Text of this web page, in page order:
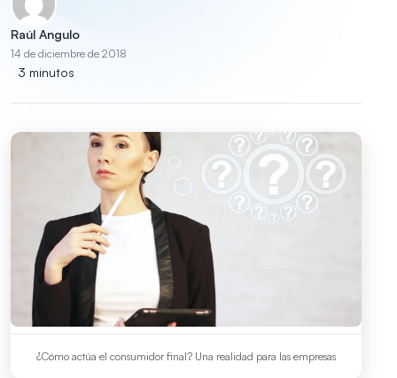
Raúl Angulo
14 de diciembre de 2018
3 minutos
¿Cómo actúa el consumidor final? Una realidad para las empresas